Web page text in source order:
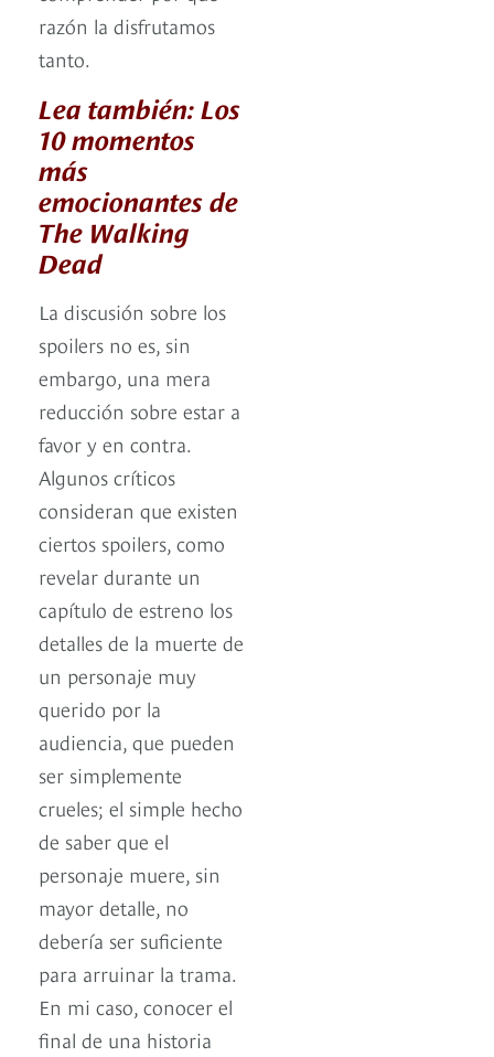
razón la disfrutamos
tanto.
Lea también: Los
10 momentos
más
emocionantes de
The Walking
Dead
La discusión sobre los
spoilers no es, sin
embargo, una mera
reducción sobre estar a
favor y en contra.
Algunos críticos
consideran que existen
ciertos spoilers, como
revelar durante un
capítulo de estreno los
detalles de la muerte de
un personaje muy
querido por la
audiencia, que pueden
ser simplemente
crueles; el simple hecho
de saber que el
personaje muere, sin
mayor detalle, no
debería ser suficiente
para arruinar la trama.
En mi caso, conocer el
final de una historia